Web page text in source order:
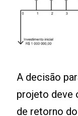
A decisão
projeto deve
de retorno